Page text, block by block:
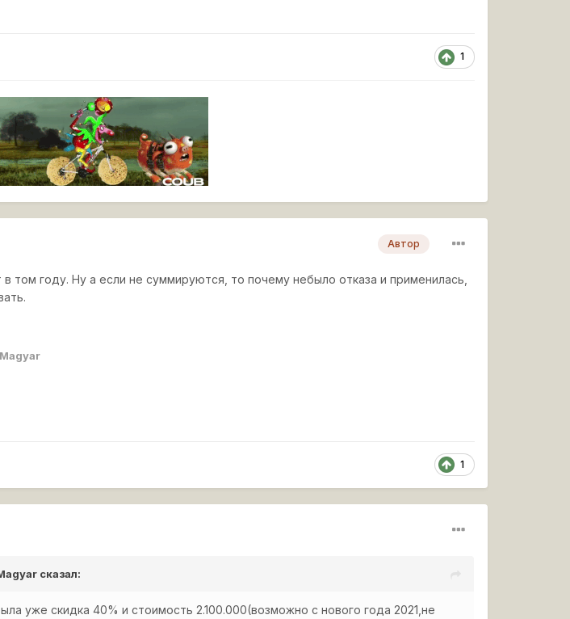
1
Автор
том году. Ну а если не суммируются, то почему небыло отказа и применилась,
1
сказал:
уже скидка 40% и стоимость 2.100.000(возможно с нового года 2021,не